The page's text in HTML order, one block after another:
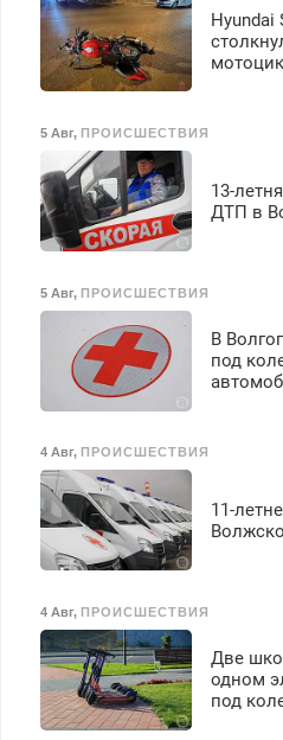
Hyundai
5 Авг, ПРОИСШЕСТВИЯ
13-
ДТП в
5 Авг, ПРОИСШЕСТВИЯ
В
под
4 Авг, ПРОИСШЕСТВИЯ
11-
4 Авг, ПРОИСШЕСТВИЯ
Две
одном
под